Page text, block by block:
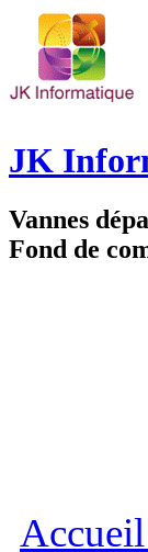
JK
Vannes
Fond de
Accueil